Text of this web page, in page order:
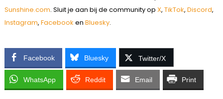
Sunshine.com. Sluit je aan bij de community op X, TikTok, Discord,
Instagram, Facebook en Bluesky.
Facebook Bluesky Twitter/X
WhatsApp Reddit Email Print